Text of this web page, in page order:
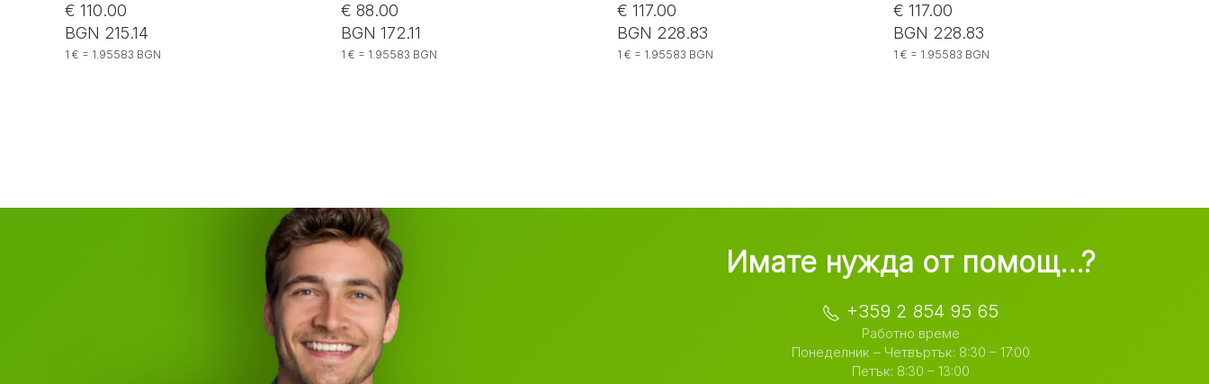
€ 110.00
BGN 215.14
1 € = 1.95583 BGN
€ 88.00
BGN 172.11
1 € = 1.95583 BGN
€ 117.00
BGN 228.83
1 € = 1.95583 BGN
€ 117.00
BGN 228.83
1 € = 1.95583 BGN
Имате нужда от помощ...?
+359 2 854 95 65
Работно време
Понеделник – Четвъртък: 8:30 – 17:00
Петък: 8:30 – 13:00